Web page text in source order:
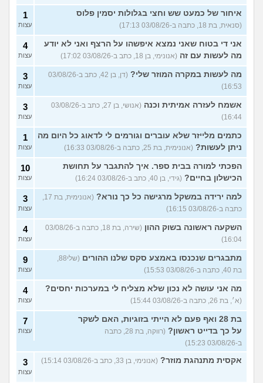
איחור של כמעט שש וחצי בגלולות יסמין פלוס
(סנאית, בת 18, כתבה ב-03/08/26 17:13)
1
עצות
אני די בטוח שאני נמצא איפשהו על הרצף ואני לא יודע
מה לעשות עם זה (אנונימי, בן 18, כתב ב-03/08/26 17:02)
4
עצות
מה לעשות במקרה המוזר שלי?
(דן, בן 42, כתב ב-03/08/26
16:53)
3
עצות
אשמח לעזרה אמיתית וכנה
(אנושי, בן 27, כתב ב-03/08/26
16:44)
3
עצות
כתמים מלייזר שלא עוברים וגורמים לי לדאוג כל היום מה
ניתן לעשות? (אנונימית, בת 25, כתבה ב-03/08/26 16:33)
1
עצות
הפכתי למורה בבית ספר. איך להתגבר על תחושת
הכישלון בחיים? (גידי, בן 40, כתב ב-03/08/26 16:24)
10
עצות
למה ירידה במשקל מרגישה כל כך נורא?
(אנונימית, בת 17,
כתבה ב-03/08/26 16:15)
3
עצות
השקעה ראשונה בשוק ההון
(שירה, בת 18, כתבה ב-03/08/26
16:04)
4
עצות
מתבגרים שנכנסו באמצע סקס שלנו ההורים
(שלי88,
בת 40, כתבה ב-03/08/26 15:53)
9
עצות
מה אני עושה לא נכון שלא מצליח לי במערכות יחסים?
(א׳, בת 26, כתבה ב-03/08/26 15:44)
4
עצות
בת 28 ואף פעם לא הייתי בזוגיות, האם לשקר
על כך בדייט ראשון?
(רווקה, בת 28, כתבה
ב-03/08/26 15:23)
7
עצות
אקסית מתנהגת מוזר? (אנונימי, בן 33, כתב ב-03/08/26 15:14) 3
עצות